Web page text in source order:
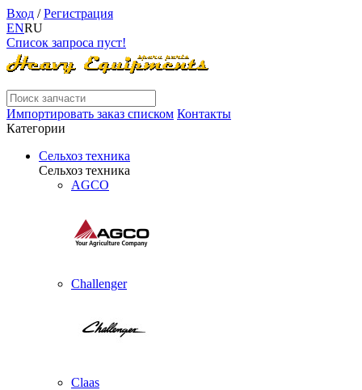
Вход /Регистрация
ENRU
Список запроса пуст!
Импортировать заказ списком Контакты
Категории
Сельхоз техника
Сельхоз техника
AGCO
Challenger
Claas